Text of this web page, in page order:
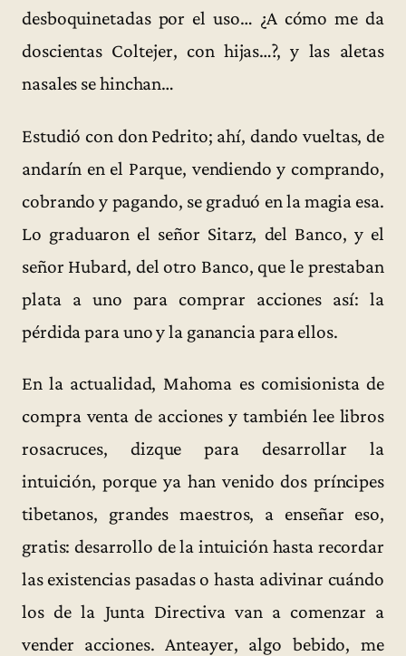
desboquinetadas por el uso… ¿A cómo me da
doscientas Coltejer, con hijas…?, y las aletas
nasales se hinchan…
Estudió con don Pedrito; ahí, dando vueltas, de
andarín en el Parque, vendiendo y comprando,
cobrando y pagando, se graduó en la magia esa.
Lo graduaron el señor Sitarz, del Banco, y el
señor Hubard, del otro Banco, que le prestaban
plata a uno para comprar acciones así: la
pérdida para uno y la ganancia para ellos.
En la actualidad, Mahoma es comisionista de
compra venta de acciones y también lee libros
rosacruces, dizque para desarrollar la
intuición, porque ya han venido dos príncipes
tibetanos, grandes maestros, a enseñar eso,
gratis: desarrollo de la intuición hasta recordar
las existencias pasadas o hasta adivinar cuándo
los de la Junta Directiva van a comenzar a
vender acciones. Anteayer, algo bebido, me